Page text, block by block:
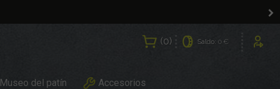
0 Saldo: 0 €
Museo del patín Accesorios